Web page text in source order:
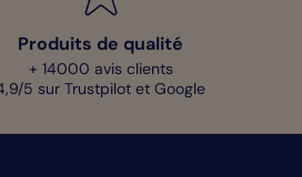
Produits de qualité
+ 14000 avis clients
5 sur Trustpilot et Google